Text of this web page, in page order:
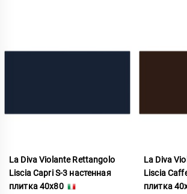
La Diva Violante Rettangolo
Liscia Capri S-3 настенная
плитка 40x80
La Diva
Liscia
плитка